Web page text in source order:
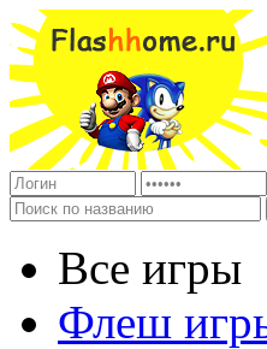
Все игры
Флеш